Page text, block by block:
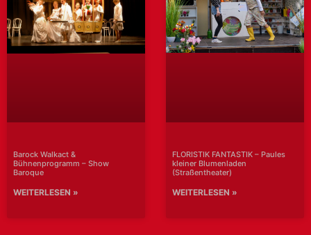
Barock Walkact &
Bühnenprogramm – Show
Baroque
WEITERLESEN »
FLORISTIK FANTASTIK – Paules
kleiner Blumenladen
(Straßentheater)
WEITERLESEN »